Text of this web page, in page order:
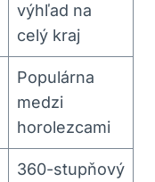
výhľad na
celý kraj
Populárna
medzi
horolezcami
360-stupňový